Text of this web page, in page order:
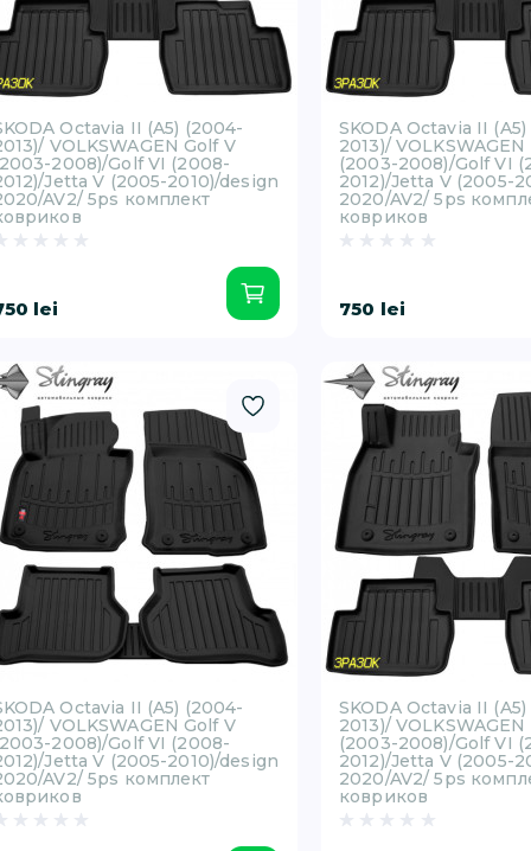
Octavia II (A5) (2004-
VOLKSWAGEN Golf V
2008)/Golf VI (2008-
Jetta V (2005-2010)/design
AV2/ 5ps комплект
lei
SKODA Octavia II
2013)/
(2003-2008)/Golf VI
2012)/Jetta V (2005-
2020/AV2/ 5ps
ковриков
750 lei
Octavia II (A5) (2004-
VOLKSWAGEN Golf V
2008)/Golf VI (2008-
Jetta V (2005-2010)/design
AV2/ 5ps комплект
SKODA Octavia II
2013)/
(2003-2008)/Golf VI
2012)/Jetta V (2005-
2020/AV2/ 5ps
ковриков